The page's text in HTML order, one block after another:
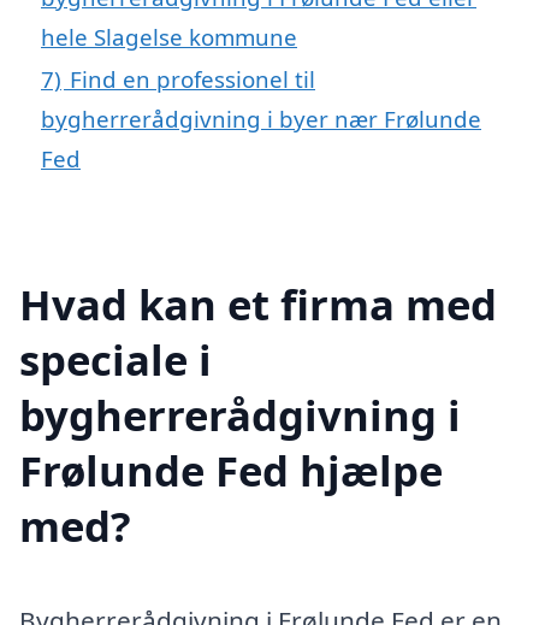
hele Slagelse kommune
7) Find en professionel til
bygherrerådgivning i byer nær Frølunde
Fed
Hvad kan et firma med
speciale i
bygherrerådgivning i
Frølunde Fed hjælpe
med?